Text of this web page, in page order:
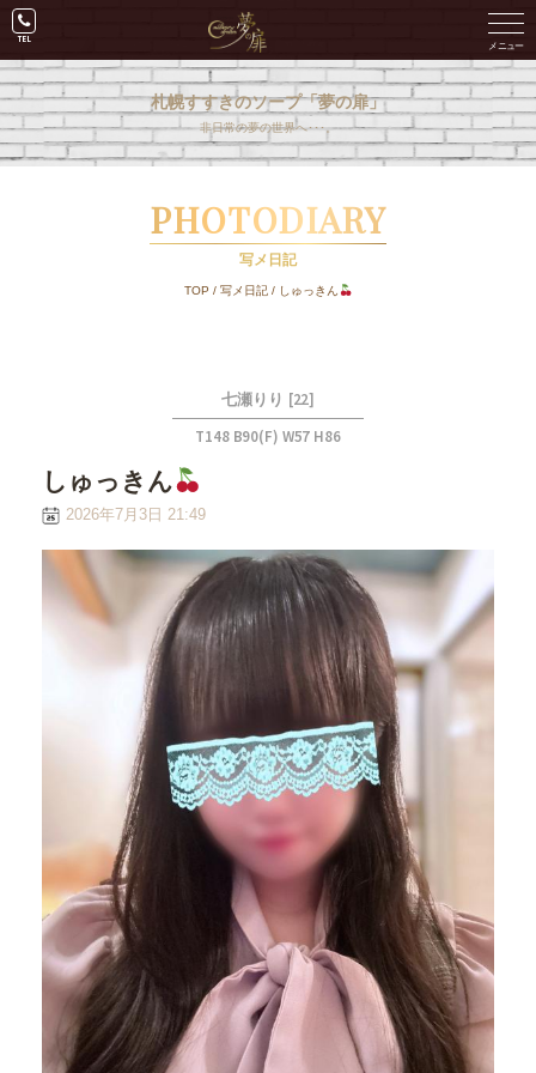
札幌すすきのソープ「夢の扉」
非日常の夢の世界へ･･･。
PHOTODIARY
写メ日記
TOP / 写メ日記/ しゅっきん
七瀬りり [22]
T148 B90(F) W57 H86
しゅっきん
2026年7月3日 21:49